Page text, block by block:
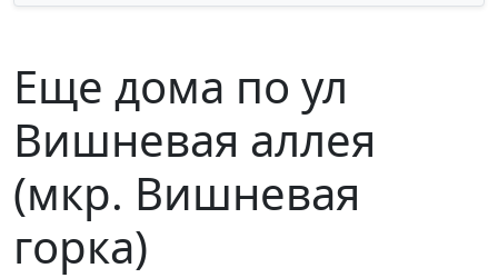
Еще дома по ул
Вишневая аллея
(мкр. Вишневая
горка)